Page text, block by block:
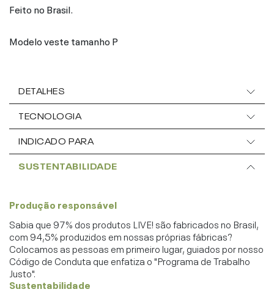
Feito no Brasil.
Modelo veste tamanho P
DETALHES
TECNOLOGIA
INDICADO PARA
SUSTENTABILIDADE
Produção responsável
Sabia que 97% dos produtos LIVE! são fabricados no Brasil,
com 94,5% produzidos em nossas próprias fábricas?
Colocamos as pessoas em primeiro lugar, guiados por nosso
Código de Conduta que enfatiza o "Programa de Trabalho
Justo".
Sustentabilidade